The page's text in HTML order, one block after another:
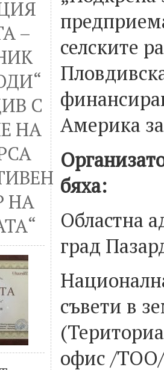
–
С
НА
НА
селските
Америка
бяха:
Областна
град
съвети в
офис /